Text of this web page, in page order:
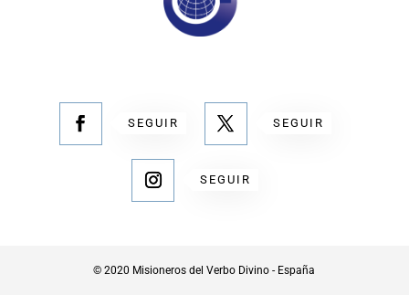
SEGUIR SEGUIR
SEGUIR
© 2020 Misioneros del Verbo Divino - España